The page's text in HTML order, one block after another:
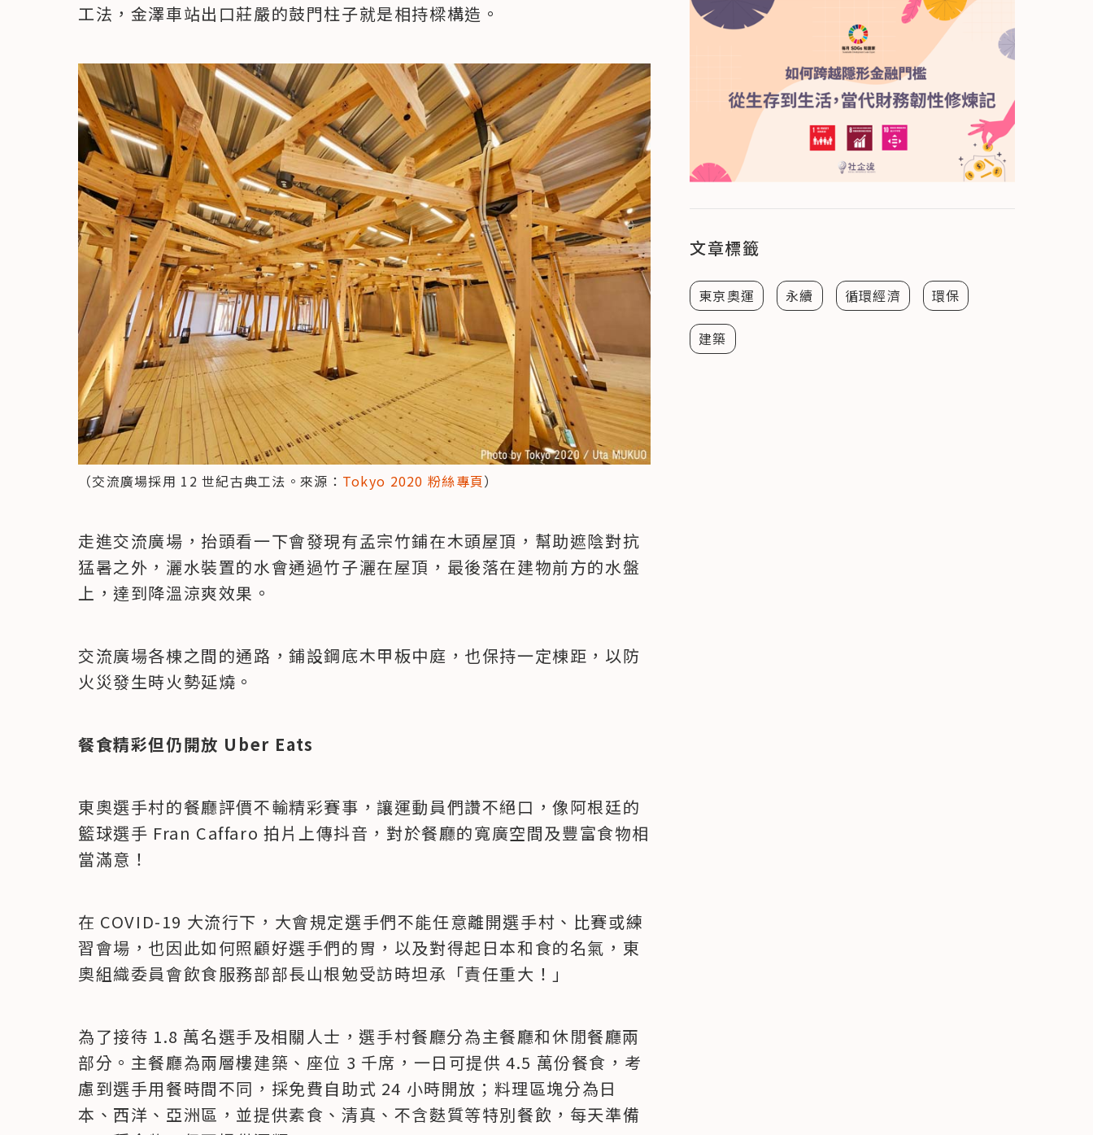
工法，金澤車站出口莊嚴的鼓門柱子就是相持樑構造。
（交流廣場採用 12 世紀古典工法。來源： Tokyo 2020 粉絲專頁）
​走進交流廣場，抬頭看一下會發現有孟宗竹鋪在木頭屋頂，幫助遮陰對抗
猛暑之外，灑水裝置的水會通過竹子灑在屋頂，最後落在建物前方的水盤
上，達到降溫涼爽效果。
交流廣場各棟之間的通路，鋪設鋼底木甲板中庭，也保持一定棟距，以防
火災發生時火勢延燒。
餐食精彩但仍開放 Uber Eats
東奧選手村的餐廳評價不輸精彩賽事，讓運動員們讚不絕口，像阿根廷的
籃球選手 Fran Caffaro 拍片上傳抖音，對於餐廳的寬廣空間及豐富食物相
當滿意！
在 COVID-19 大流行下，大會規定選手們不能任意離開選手村、比賽或練
習會場，也因此如何照顧好選手們的胃，以及對得起日本和食的名氣，東
奧組織委員會飲食服務部部長山根勉受訪時坦承「責任重大！」
為了接待 1.8 萬名選手及相關人士，選手村餐廳分為主餐廳和休閒餐廳兩
部分。主餐廳為兩層樓建築、座位 3 千席，一日可提供 4.5 萬份餐食，考
慮到選手用餐時間不同，採免費自助式 24 小時開放；料理區塊分為日
本、西洋、亞洲區，並提供素食、清真、不含麩質等特別餐飲，每天準備
文章標籤
東京奧運 永續 循環經濟 環保
建築